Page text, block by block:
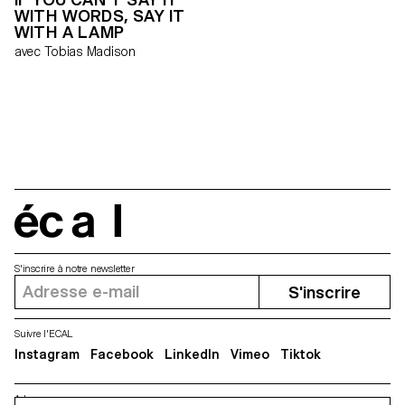
WITH WORDS, SAY IT
WITH A LAMP
avec Tobias Madison
Adresse
S'inscrire à notre newsletter
S'inscrire
Suivre l'ECAL
Instagram Facebook LinkedIn Vimeo Tiktok